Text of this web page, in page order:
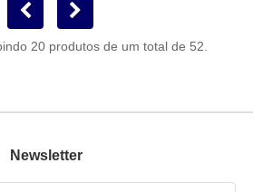
20 produtos de um total de 52.
Newsletter